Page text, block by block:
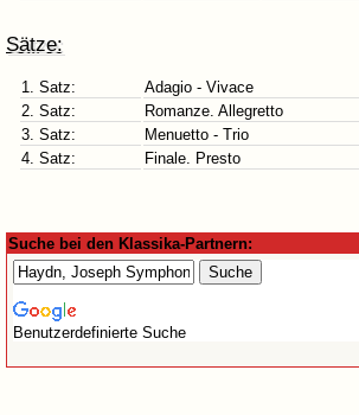
Sätze:
1. Satz:
Adagio - Vivace
2. Satz:
Romanze. Allegretto
3. Satz:
Menuetto - Trio
4. Satz:
Finale. Presto
Suche bei den Klassika-Partnern:
Benutzerdefinierte Suche